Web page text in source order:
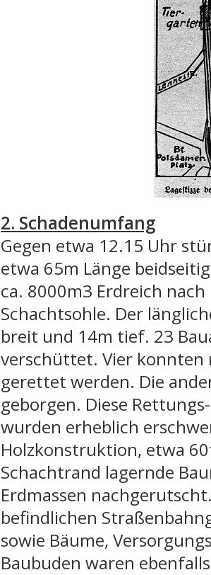
2. Schadenumfang
Gegen etwa 12.15 Uhr
etwa 65m Länge
ca. 8000m3 Erdreich
Schachtsohle. Der
breit und 14m tief. 23
verschüttet. Vier konnten
gerettet werden. Die
geborgen. Diese
wurden erheblich
Holzkonstruktion, etwa
Schachtrand lagernde
Erdmassen
befindlichen
sowie Bäume,
Baubuden waren